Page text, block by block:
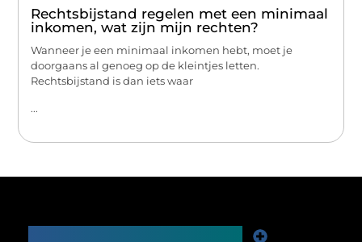
Rechtsbijstand regelen met een minimaal
inkomen, wat zijn mijn rechten?
Wanneer je een minimaal inkomen hebt, moet je
doorgaans al genoeg op de kleintjes letten.
Rechtsbijstand is dan iets waar
...